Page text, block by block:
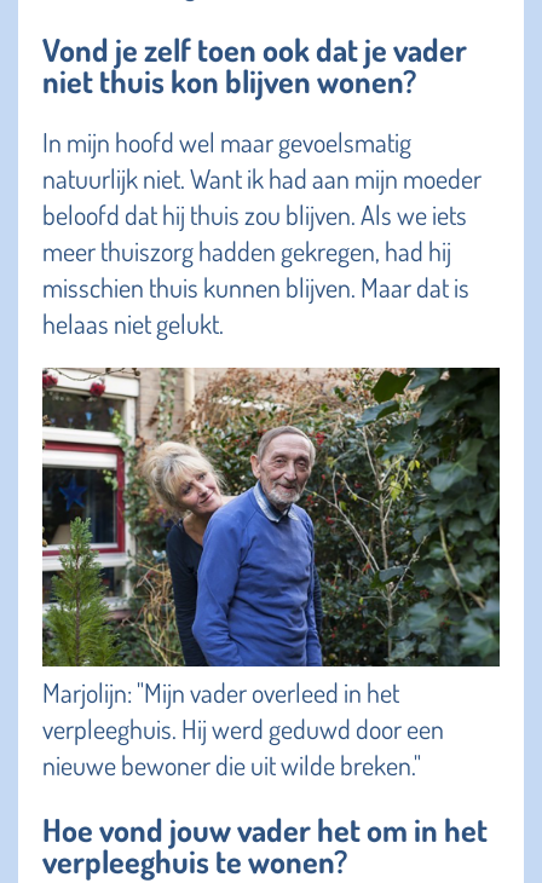
Vond je zelf toen ook dat je vader
niet thuis kon blijven wonen?
In mijn hoofd wel maar gevoelsmatig
natuurlijk niet. Want ik had aan mijn moeder
beloofd dat hij thuis zou blijven. Als we iets
meer thuiszorg hadden gekregen, had hij
misschien thuis kunnen blijven. Maar dat is
helaas niet gelukt.
Marjolijn: "Mijn vader overleed in het
verpleeghuis. Hij werd geduwd door een
nieuwe bewoner die uit wilde breken."
Hoe vond jouw vader het om in het
verpleeghuis te wonen?